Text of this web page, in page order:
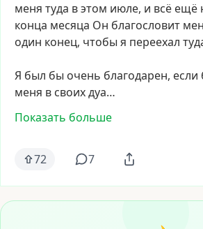
меня туда вэтом июле, и всё ещё
конца месяца Он благословит
один конец, чтобы я переехал
Я был бы очень благодарен, если
меня в своихдуа…
Показать больше
72 7